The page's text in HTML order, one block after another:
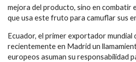
mejora del producto, sino en combatir
que usa este fruto para camuflar sus
Ecuador, el primer exportador mundial
recientemente en Madrid un
europeos asuman su responsabilidad